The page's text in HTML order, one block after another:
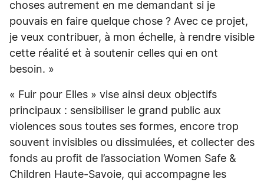
choses autrement en me demandant si je
pouvais en faire quelque chose ? Avec ce projet,
je veux contribuer, à mon échelle, à rendre visible
cette réalité et à soutenir celles qui en ont
besoin. »
« Fuir pour Elles » vise ainsi deux objectifs
principaux : sensibiliser le grand public aux
violences sous toutes ses formes, encore trop
souvent invisibles ou dissimulées, et collecter des
fonds au profit de l’association Women Safe &
Children Haute-Savoie, qui accompagne les